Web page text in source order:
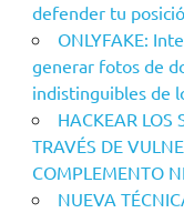
defender tu
ONLYFAKE:
generar fotos de
indistinguibles de
HACKEAR LOS
TRAVÉS DE
COMPLEMENTO
NUEVA